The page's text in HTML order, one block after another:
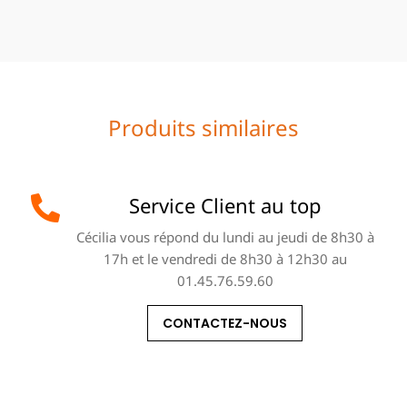
Produits similaires
Service Client au top
Cécilia vous répond du lundi au jeudi de 8h30 à
17h et le vendredi de 8h30 à 12h30 au
01.45.76.59.60
CONTACTEZ-NOUS